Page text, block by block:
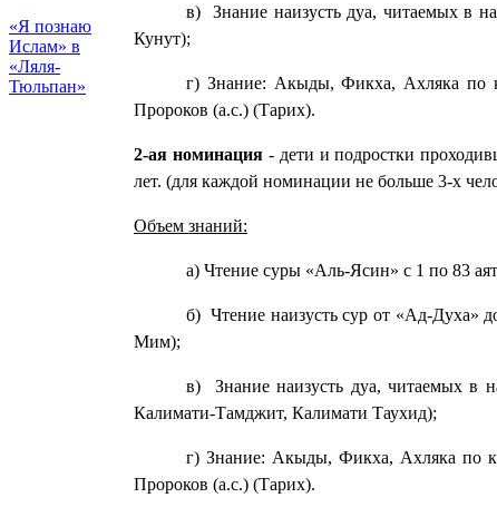
«Я познаю
Ислам» в
«Ляля-
Тюльпан»
в) Знание наизусть дуа, читаемых в
Кунут);
г) Знание: Акыды, Фикха, Ахляка по
Пророков (а.с.) (Тарих).
2-ая номинация- дети и подростки
лет. (для каждой номинации не больше 3-х
Объем знаний:
а) Чтение суры «Аль-Ясин» с 1 по 83
б) Чтение наизусть сур от «Ад-Духа»
Мим);
в) Знание наизусть дуа, читаемых в
Калимати-Тамджит, Калимати Таухид);
г) Знание: Акыды, Фикха, Ахляка по
Пророков (а.с.) (Тарих).